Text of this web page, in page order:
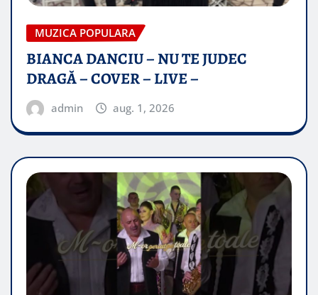
MUZICA POPULARA
BIANCA DANCIU – NU TE JUDEC
DRAGĂ – COVER – LIVE –
admin aug. 1, 2026